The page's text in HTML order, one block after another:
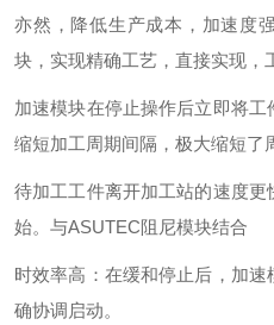
亦然，降低生产成本，加速度
块，实现精确工艺，直接实现，
加速模块在停止操作后立即将
缩短加工周期间隔，极大缩短了
待加工工件离开加工站的速度
始。与ASUTEC阻尼模块结合
时效率高：在缓和停止后，加速
确协调启动。